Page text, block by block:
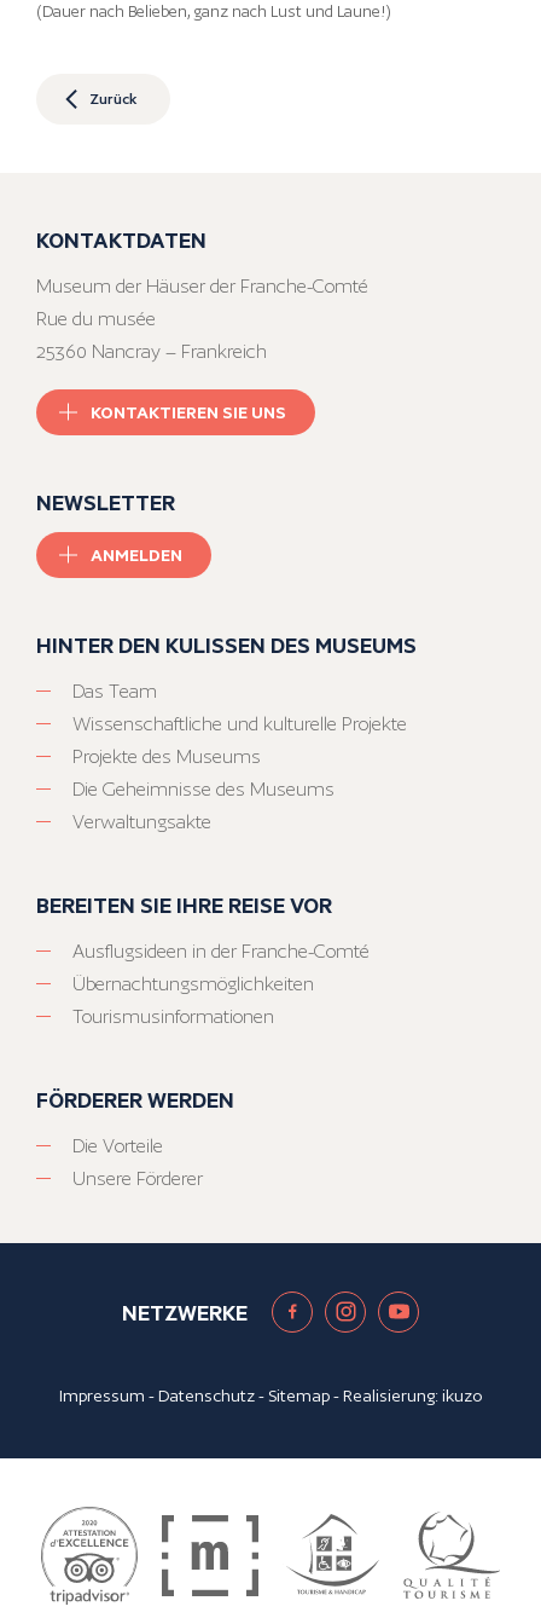
(Dauer nach Belieben, ganz nach Lust und Laune!)
Zurück
KONTAKTDATEN
Museum der Häuser der Franche-Comté
Rue du musée
25360 Nancray – Frankreich
KONTAKTIEREN SIE UNS
NEWSLETTER
ANMELDEN
HINTER DEN KULISSEN DES MUSEUMS
Das Team
Wissenschaftliche und kulturelle Projekte
Projekte des Museums
Die Geheimnisse des Museums
Verwaltungsakte
BEREITEN SIE IHRE REISE VOR
Ausflugsideen in der Franche-Comté
Übernachtungsmöglichkeiten
Tourismusinformationen
FÖRDERER WERDEN
Die Vorteile
Unsere Förderer
NETZWERKE
Impressum -Datenschutz- Sitemap- Realisierung:ikuzo